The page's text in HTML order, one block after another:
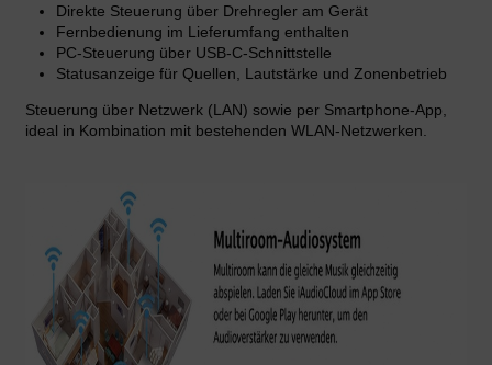
Direkte Steuerung über Drehregler am Gerät
Fernbedienung im Lieferumfang enthalten
PC-Steuerung über USB-C-Schnittstelle
Statusanzeige für Quellen, Lautstärke und Zonenbetrieb
Steuerung über Netzwerk (LAN) sowie per Smartphone-App,
ideal in Kombination mit bestehenden WLAN-Netzwerken.